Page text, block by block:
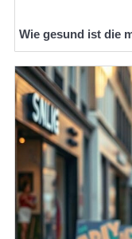
Wie gesund ist die